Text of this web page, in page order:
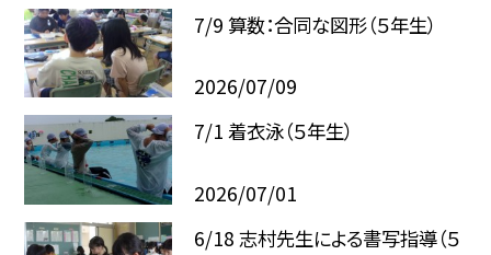
7/9 算数：合同な図形（５年生）
2026/07/09
7/1 着衣泳（５年生）
2026/07/01
6/18 志村先生による書写指導（５